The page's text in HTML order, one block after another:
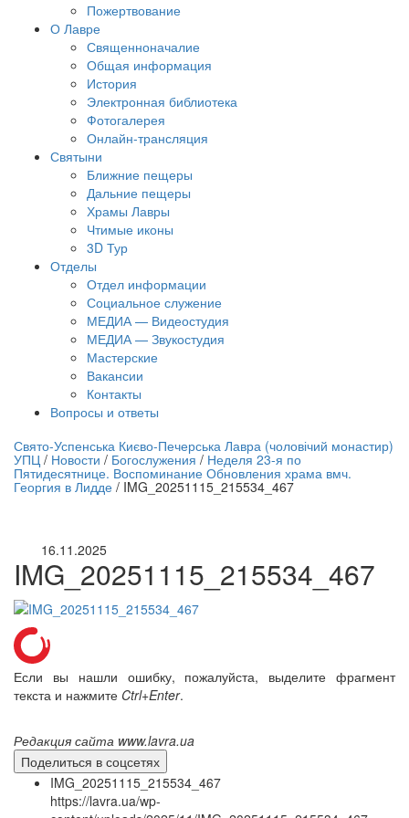
Пожертвование
О Лавре
Священноначалие
Общая информация
История
Электронная библиотека
Фотогалерея
Онлайн-трансляция
Святыни
Ближние пещеры
Дальние пещеры
Храмы Лавры
Чтимые иконы
3D Тур
Отделы
Отдел информации
Социальное служение
МЕДИА — Видеостудия
МЕДИА — Звукостудия
Мастерские
Вакансии
Контакты
Вопросы и ответы
трансляция | 12 сентября
трансляции
Свято-Успенська Києво-Печерська Лавра (чоловічий монастир)
УПЦ / Новости / Богослужения / Неделя 23-я по
Пятидесятнице. Воспоминание Обновления храма вмч.
Георгия в Лидде / IMG_20251115_215534_467
16.11.2025
IMG_20251115_215534_467
Если вы нашли ошибку, пожалуйста, выделите фрагмент
текста и нажмите Ctrl+Enter.
Редакция сайта www.lavra.ua
Поделиться в соцсетях
IMG_20251115_215534_467
https://lavra.ua/wp-